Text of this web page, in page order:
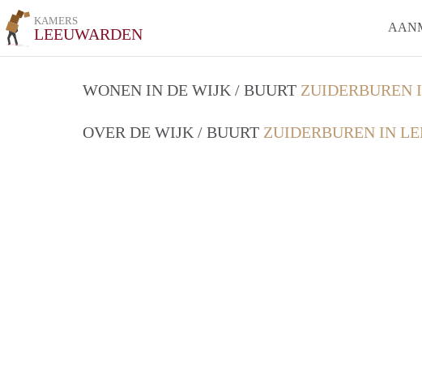
KAMERS
LEEUWARDEN
WONEN IN DE WIJK / BUURT ZUIDERBUREN
OVER DE WIJK / BUURT ZUIDERBUREN IN